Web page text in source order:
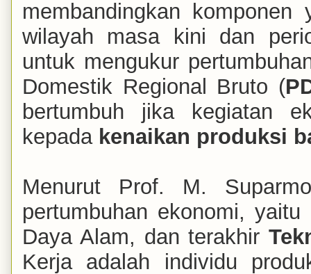
membandingkan
wilayah masa kini dan
untuk mengukur
Domestik Regional Bruto (
bertumbuh jika kegiatan
kepada kenaikan produksi
Menurut Prof. M.
pertumbuhan ekonomi,
Daya Alam, dan terakhir
Kerja adalah individu